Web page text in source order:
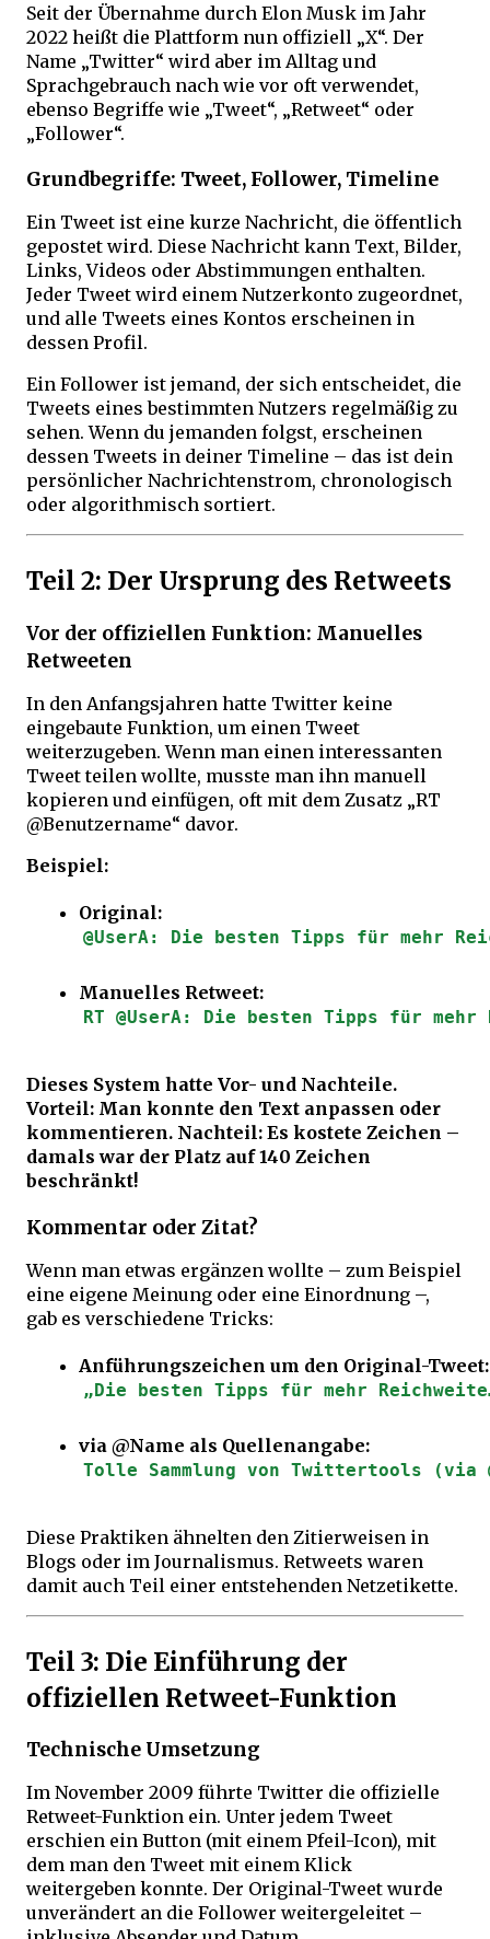
Seit der Übernahme durch Elon Musk im Jahr
2022 heißt die Plattform nun offiziell „X“. Der
Name „Twitter“ wird aber im Alltag und
Sprachgebrauch nach wie vor oft verwendet,
ebenso Begriffe wie „Tweet“, „Retweet“ oder
„Follower“.
Grundbegriffe: Tweet, Follower, Timeline
Ein Tweet ist eine kurze Nachricht, die öffentlich
gepostet wird. Diese Nachricht kann Text, Bilder,
Links, Videos oder Abstimmungen enthalten.
Jeder Tweet wird einem Nutzerkonto zugeordnet,
und alle Tweets eines Kontos erscheinen in
dessen Profil.
Ein Follower ist jemand, der sich entscheidet, die
Tweets eines bestimmten Nutzers regelmäßig zu
sehen. Wenn du jemanden folgst, erscheinen
dessen Tweets in deiner Timeline – das ist dein
persönlicher Nachrichtenstrom, chronologisch
oder algorithmisch sortiert.
Teil 2: Der Ursprung des Retweets
Vor der offiziellen Funktion: Manuelles
Retweeten
In den Anfangsjahren hatte Twitter keine
eingebaute Funktion, um einen Tweet
weiterzugeben. Wenn man einen interessanten
Tweet teilen wollte, musste man ihn manuell
kopieren und einfügen, oft mit dem Zusatz „RT
@Benutzername“ davor.
Beispiel:
Original:
@UserA: Die besten Tipps für
Manuelles Retweet:
RT @UserA: Die besten Tipps für
Dieses System hatte Vor- und Nachteile.
Vorteil: Man konnte den Text anpassen oder
kommentieren. Nachteil: Es kostete Zeichen –
damals war der Platz auf 140 Zeichen
beschränkt!
Kommentar oder Zitat?
Wenn man etwas ergänzen wollte – zum Beispiel
eine eigene Meinung oder eine Einordnung –,
gab es verschiedene Tricks:
Anführungszeichen um den Original-Tweet:
„Die besten Tipps für mehr
via @Name als Quellenangabe:
Tolle Sammlung von Twittertools (via
Diese Praktiken ähnelten den Zitierweisen in
Blogs oder im Journalismus. Retweets waren
damit auch Teil einer entstehenden Netzetikette.
Teil 3: Die Einführung der
offiziellen Retweet-Funktion
Technische Umsetzung
Im November 2009 führte Twitter die offizielle
Retweet-Funktion ein. Unter jedem Tweet
erschien ein Button (mit einem Pfeil-Icon), mit
dem man den Tweet mit einem Klick
weitergeben konnte. Der Original-Tweet wurde
unverändert an die Follower weitergeleitet –